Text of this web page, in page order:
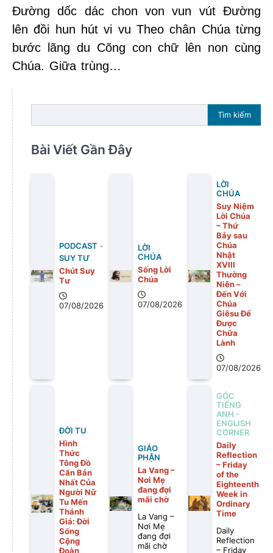
Đường dốc dác chon von vun vút Đường
lên đồi hun hút vi vu Theo chân Chúa từng
bước lãng du Cõng con chữ lên non cùng
Chúa. Giữa trùng…
Tìm kiếm
Bài Viết Gần Đây
PODCAST
SUY TƯ
Chút Suy
Tư
07/08/2026
LỜI
CHÚA
Sống Lời
Chúa
07/08/2026
LỜI
CHÚA
Suy Niệm
Lời Chúa
– Thứ
Bảy sau
Chúa
Nhật
XVIII
Thường
Niên –
Đến Với
Chúa
Giêsu Để
Được
Chữa
Lành
07/08/2026
ĐỜI TU
Hình
Thức
Tông Đồ
Căn Bản
Nhất Của
Người Nữ
Tu Mến
Thánh
Giá: Đời
Sống
Cộng
Đoàn
GIÁO
PHẬN
La Vang –
Nơi Mẹ
đang đợi
mãi chờ
La Vang –
Nơi Mẹ
đang đợi
mãi chờ
GÓC
TIẾNG
ANH -
ENGLISH
CORNER
Daily
Reflection
– Friday
of the
Eighteenth
Week in
Ordinary
Time
Daily
Reflection
– Friday